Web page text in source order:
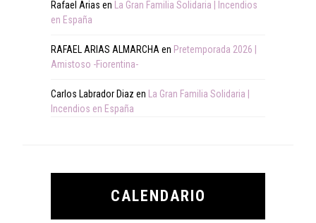
Rafael Arias en
La Gran Familia Solidaria | Incendios
en España
RAFAEL ARIAS ALMARCHA en Pretemporada 2026 |
Amistoso -Fiorentina-
Carlos Labrador Diaz en
La Gran Familia Solidaria |
Incendios en España
CALENDARIO